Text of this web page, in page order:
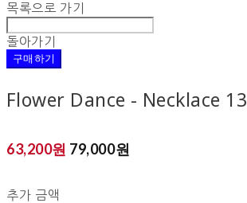
목록으로 가기
돌아가기
구매하기
Flower Dance - Necklace 13
63,200원 79,000원
추가 금액